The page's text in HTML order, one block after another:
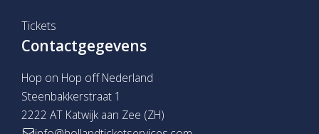
Tickets
Contactgegevens
Hop on Hop off Nederland
Steenbakkerstraat 1
2222 AT Katwijk aan Zee (ZH)